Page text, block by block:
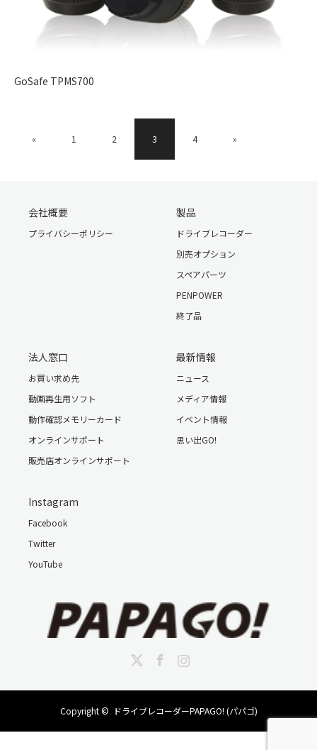
GoSafe TPMS700
« 1 2 3 4 »
会社概要
プライバシーポリシー
製品
ドライブレコーダー
別売オプション
スペアパーツ
PENPOWER
終了品
法人窓口
お買い求め先
動画再生用ソフト
動作確認メモリーカード
オンラインサポート
販売店オンラインサポート
最新情報
ニュース
メディア情報
イベント情報
思い出GO!
Instagram
Facebook
Twitter
YouTube
Instagram
Copyright © ドライブレコーダーPAPAGO! (パパゴ)